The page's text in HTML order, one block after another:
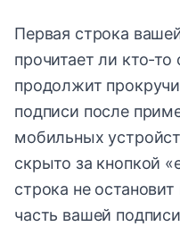
Первая строка
прочитает ли кто-
продолжит
подписи после
мобильных
скрыто за кнопкой
строка не
часть вашей